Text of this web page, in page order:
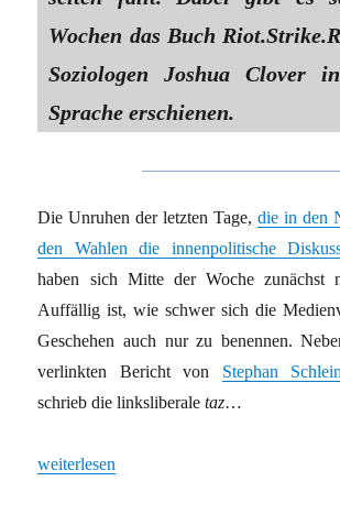
Wochen das Buch
Soziologen Joshua Clover
Sprache erschienen.
Die Unruhen der letzten Tage, die in den
den Wahlen die innenpolitische
haben sich Mitte der Woche zunächst
Auffällig ist, wie schwer sich die
Geschehen auch nur zu benennen.
verlinkten Bericht von Stephan
schrieb die linksliberaletaz…
„Rückkehr der (Corona-)Riots“
weiterlesen